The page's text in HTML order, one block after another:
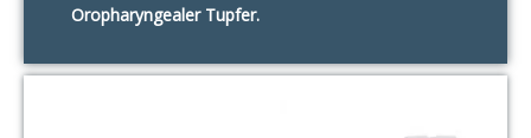
Antigen Rapid Test Kit
Oropharyngealer Tupfer.